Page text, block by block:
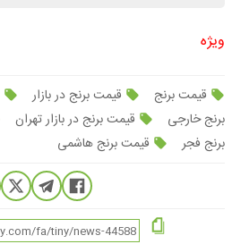
ویژه
قیمت برنج قیمت برنج در بازار
برنج خارجی
قیمت برنج در بازار تهران
برنج فجر
قیمت برنج هاشمی